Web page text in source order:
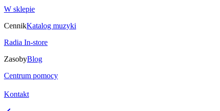
W sklepie
CennikKatalog muzyki
Radia In-store
ZasobyBlog
Centrum pomocy
Kontakt